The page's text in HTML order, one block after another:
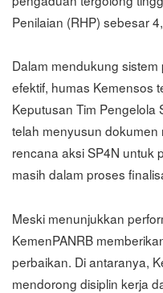
Penilaian (RHP) sebesar
Dalam mendukung
efektif, humas Kemensos
Keputusan Tim Pengelola
telah menyusun
rencana aksi SP4N untuk
masih dalam proses
Meski menunjukkan
KemenPANRB
perbaikan. Di antaranya,
mendorong disiplin kerja